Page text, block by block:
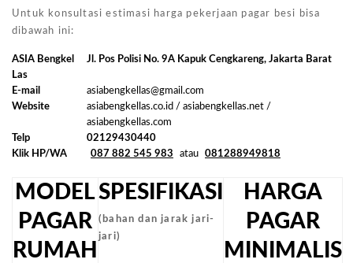
Untuk konsultasi estimasi harga pekerjaan pagar besi bisa
dibawah ini:
ASIA Bengkel
Las
Jl. Pos Polisi No. 9A Kapuk Cengkareng, Jakarta Barat
E-mail
asiabengkellas@gmail.com
Website
asiabengkellas.co.id / asiabengkellas.net /
asiabengkellas.com
Telp
02129430440
Klik HP/WA
087 882 545 983 atau 081288949818
MODEL
PAGAR
RUMAH
SPESIFIKASI
(bahan dan jarak jari-
jari)
HARGA
PAGAR
MINIMALIS